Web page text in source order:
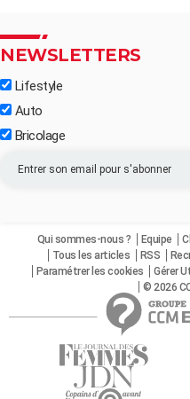
NEWSLETTERS
Lifestyle
Auto
Bricolage
Qui sommes-nous ? Equipe
Tous les articles
RSS
Paramétrer les cookies
Gérer
© 2026